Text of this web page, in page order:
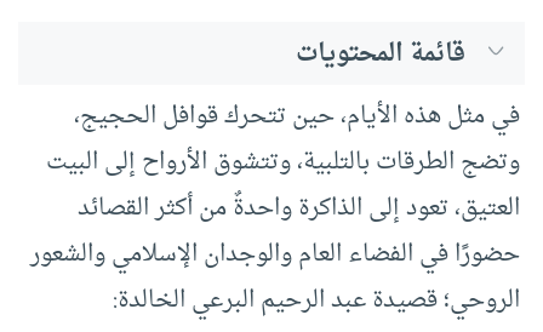
قائمة المحتويات
في مثل هذه الأيام، حين تتحرك قوافل الحجيج،
وتضج الطرقات بالتلبية، وتتشوق الأرواح إلى البيت
العتيق، تعود إلى الذاكرة واحدةٌ من أكثر القصائد
حضورًا في الفضاء العام والوجدان الإسلامي والشعور
الروحي؛ قصيدة عبد الرحيم البرعي الخالدة: